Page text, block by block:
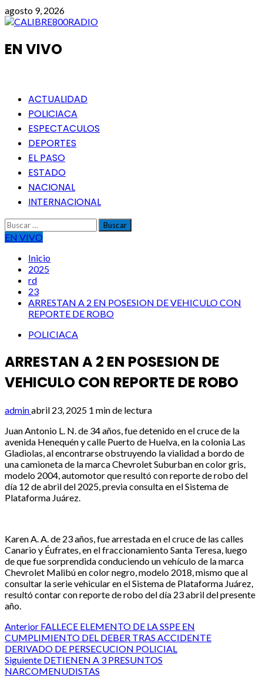
Saltar
al
agosto 9, 2026
EN VIVO
Menú
principal
ACTUALIDAD
POLICIACA
ESPECTACULOS
DEPORTES
EL PASO
ESTADO
NACIONAL
INTERNACIONAL
Buscar:
EN VIVO
Inicio
2025
rd
23
ARRESTAN A 2 EN POSESION DE VEHICULO CON
REPORTE DE ROBO
POLICIACA
ARRESTAN A 2 EN POSESION DE
VEHICULO CON REPORTE DE ROBO
adminabril 23, 2025 1 min de lectura
Juan Antonio L. N. de 34 años, fue detenido en el cruce de la
avenida Henequén y calle Puerto de Huelva, en la colonia Las
Gladiolas, al encontrarse obstruyendo la vialidad a bordo de
una camioneta de la marca Chevrolet Suburban en color gris,
modelo 2004, automotor que resultó con reporte de robo del
día 12 de abril del 2025, previa consulta en el Sistema de
Plataforma Juárez.
Karen A. A. de 23 años, fue arrestada en el cruce de las calles
Canario y Éufrates, en el fraccionamiento Santa Teresa, luego
de que fue sorprendida conduciendo un vehículo de la marca
Chevrolet Malibú en color negro, modelo 2018, mismo que al
consultar la serie vehicular en el Sistema de Plataforma Juárez,
resultó contar con reporte de robo del día 23 abril del presente
año.
Post
navigation
Anterior FALLECE ELEMENTO DE LA SSPE EN
CUMPLIMIENTO DEL DEBER TRAS ACCIDENTE
DERIVADO DE PERSECUCION POLICIAL
Siguiente DETIENEN A 3 PRESUNTOS
NARCOMENUDISTAS